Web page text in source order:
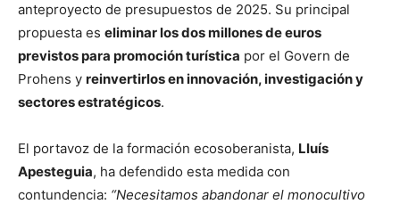
anteproyecto de presupuestos de 2025. Su principal
propuesta es eliminar los dos millones de euros
previstos para promoción turística por el Govern de
Prohens y reinvertirlos en innovación, investigación y
sectores estratégicos.
El portavoz de la formación ecosoberanista, Lluís
Apesteguia, ha defendido esta medida con
contundencia: “Necesitamos abandonar el monocultivo